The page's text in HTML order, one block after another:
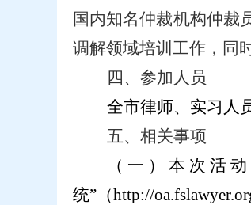
国内知名仲裁机构仲裁
调解领域培训工作，同
四、参加人员
全市律师、实习人
五、相关事项
（一）本次活
统”（http://